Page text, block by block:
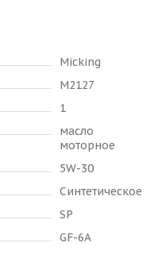
Micking
M2127
1
масло
моторное
5W-30
Синтетическое
SP
GF-6A